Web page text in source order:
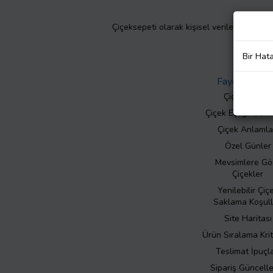
Çiçeksepeti olarak kişisel verilerinizin
Faydalı Bilgiler
Çiçek Bakımı
Çiçek Eşliğinde
Çiçek
Özel Günler
Mevsimlere
Çiçekler
Yenilebilir
Saklama
Site Haritası
Ürün Sıralama
Teslimat
Sipariş
Bir